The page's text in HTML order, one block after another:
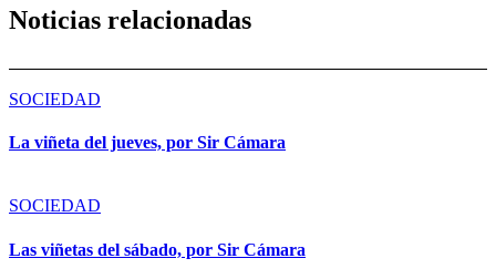
Noticias relacionadas
SOCIEDAD
La viñeta del jueves, por Sir Cámara
SOCIEDAD
Las viñetas del sábado, por Sir Cámara